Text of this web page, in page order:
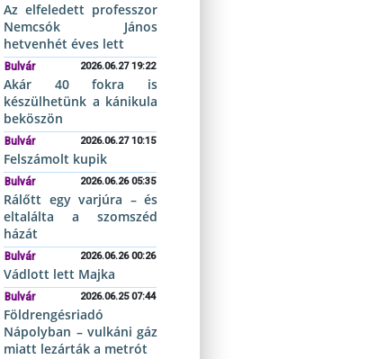
Az elfeledett professzor
Nemcsók János
hetvenhét éves lett
Bulvár 2026.06.27 19:22
Akár 40 fokra is
készülhetünk a kánikula
beköszön
Bulvár 2026.06.27 10:15
Felszámolt kupik
Bulvár 2026.06.26 05:35
Rálőtt egy varjúra – és
eltalálta a szomszéd
házát
Bulvár 2026.06.26 00:26
Vádlott lett Majka
Bulvár 2026.06.25 07:44
Földrengésriadó
Nápolyban – vulkáni gáz
miatt lezárták a metrót